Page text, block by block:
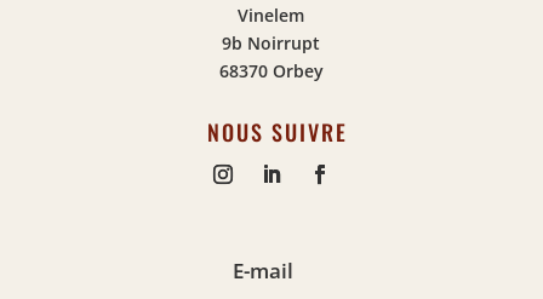
Vinelem
9b Noirrupt
68370 Orbey
NOUS SUIVRE